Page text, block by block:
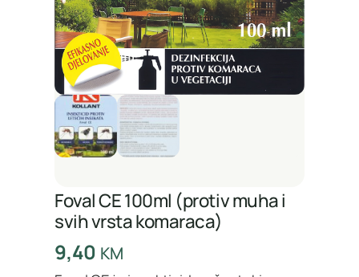
Foval CE 100ml (protiv muha i
svih vrsta komaraca)
9,40 KM